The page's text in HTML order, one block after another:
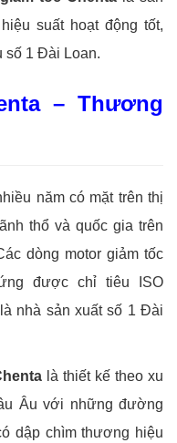
suất hoạt động tốt,
số 1 Đài Loan.
– Thương
năm có mặt trên thị
thổ và quốc gia trên
dòng motor giảm tốc
được chỉ tiêu ISO
nhà sản xuất số 1 Đài
là thiết kế theo xu
Âu với những đường
dập chìm thương hiệu